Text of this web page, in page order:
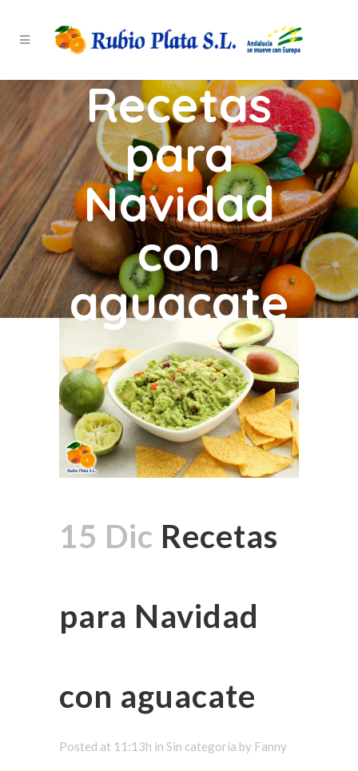
Recetas
para
Navidad
con
aguacate
15 Dic Recetas
para Navidad
con aguacate
Posted at 11:13h in Sin categoría by Fanny